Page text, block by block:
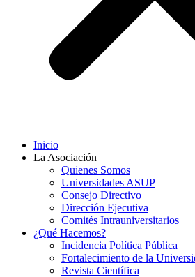
Inicio
La Asociación
Quienes Somos
Universidades ASUP
Consejo Directivo
Dirección Ejecutiva
Comités Intrauniversitarios
¿Qué Hacemos?
Incidencia Política Pública
Fortalecimiento de la
Revista Científica